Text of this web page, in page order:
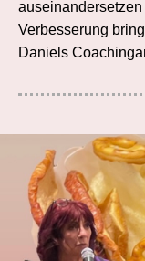
Verbesserung
Daniels